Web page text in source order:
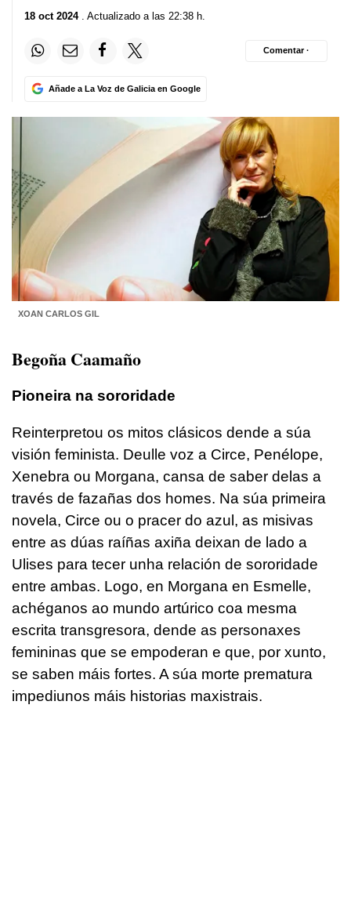
18 oct 2024. Actualizado a las 22:38 h.
Añade a La Voz de Galicia en Google
Comentar ·
XOAN CARLOS GIL
Begoña Caamaño
Pioneira na sororidade
Reinterpretou os mitos clásicos dende a súa
visión feminista. Deulle voz a Circe, Penélope,
Xenebra ou Morgana, cansa de saber delas a
través de fazañas dos homes. Na súa primeira
novela, Circe ou o pracer do azul, as misivas
entre as dúas raíñas axiña deixan de lado a
Ulises para tecer unha relación de sororidade
entre ambas. Logo, en Morgana en Esmelle,
achéganos ao mundo artúrico coa mesma
escrita transgresora, dende as personaxes
femininas que se empoderan e que, por xunto,
se saben máis fortes. A súa morte prematura
impediunos máis historias maxistrais.